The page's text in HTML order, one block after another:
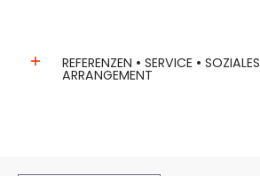
REFERENZEN • SERVICE • SOZIALES
ARRANGEMENT